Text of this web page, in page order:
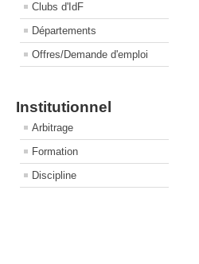
Clubs d'IdF
Départements
Offres/Demande d'emploi
Institutionnel
Arbitrage
Formation
Discipline